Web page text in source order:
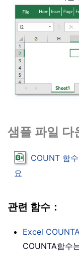
샘플 파일 다
COUNT 함
요
관련 함수：
Excel COUNTA
COUNTA함수